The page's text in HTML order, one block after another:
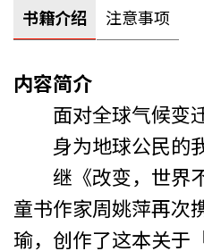
书籍介绍 注意事项
内容简介
面对全球气候变迁
身为地球公民的我
继《改变，世界
童书作家周姚萍再次
瑜，创作了这本关于